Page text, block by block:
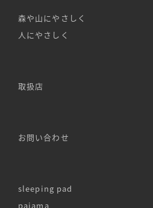
森や山にやさしく
人にやさしく
取扱店
お問い合わせ
sleeping pad
pajama